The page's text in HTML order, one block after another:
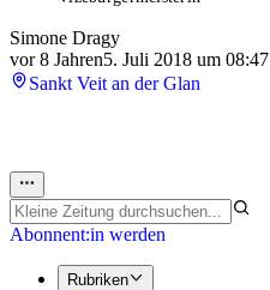
Simone Dragy
vor 8 Jahren5. Juli 2018 um 08:47
Sankt Veit an der Glan
Abonnent:in werden
Rubriken